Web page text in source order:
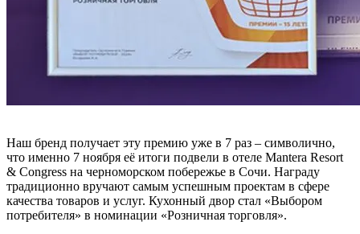
Наш бренд получает эту премию уже в 7 раз – символично,
что именно 7 ноября её итоги подвели в отеле Mantera Resort
& Congress на черноморском побережье в Сочи. Награду
традиционно вручают самым успешным проектам в сфере
качества товаров и услуг. Кухонный двор стал «Выбором
потребителя» в номинации «Розничная торговля».